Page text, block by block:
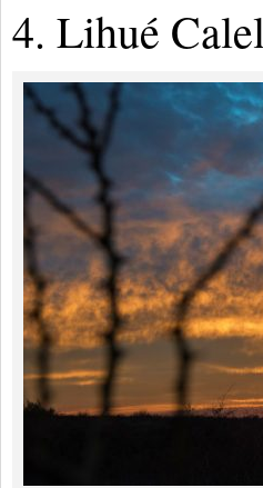
4. Lihué